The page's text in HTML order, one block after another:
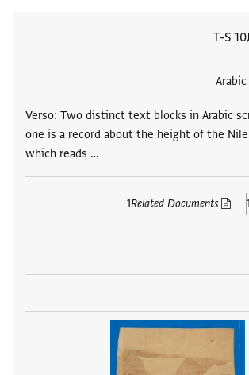
T-S
Arabic
Verso: Two distinct text blocks in Arabic
one is a record about the height of the
which reads …
1
Related Documents
1